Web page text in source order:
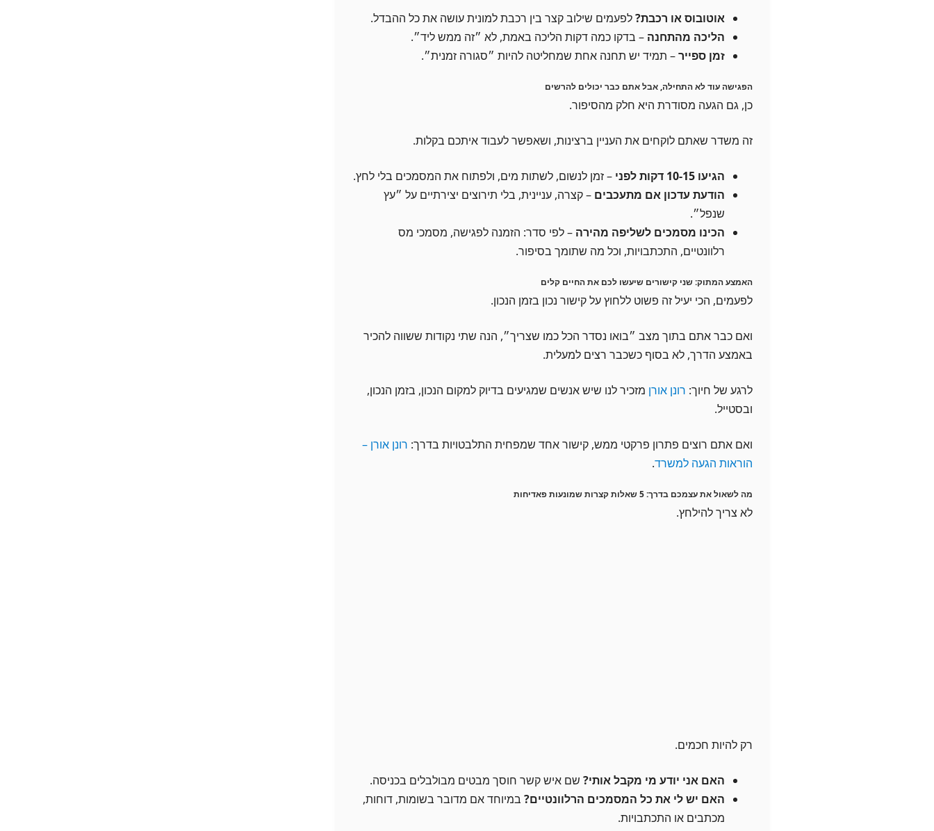
אוטובוס או רכבת?לפעמים שילוב קצר בין רכבת למונית עושה את כל ההבדל.
הליכה מהתחנה – בדקו כמה דקות הליכה באמת, לא ״זה ממש ליד״.
זמן ספייר– תמיד יש תחנה אחת שמחליטה להיות ״סגורה זמנית״.
הפגישה עוד לא התחילה, אבל אתם כבר יכולים להרשים
כן, גם הגעה מסודרת היא חלק מהסיפור.
זה משדר שאתם לוקחים את העניין ברצינות, ושאפשר לעבוד איתכם בקלות.
הגיעו 10-15 דקות לפני
– זמן לנשום, לשתות מים, ולפתוח את המסמכים בלי לחץ.
הודעת עדכון אם מתעכבים – קצרה, עניינית, בלי תירוצים יצירתיים על ״עץ
שנפל״.
הכינו מסמכים לשליפה מהירה – לפי סדר: הזמנה לפגישה, מסמכי מס
רלוונטיים, התכתבויות, וכל מה שתומך בסיפור.
האמצע המתוק: שני קישורים שיעשו לכם את החיים קלים
לפעמים, הכי יעיל זה פשוט ללחוץ על קישור נכון בזמן הנכון.
ואם כבר אתם בתוך מצב ״בואו נסדר הכל כמו שצריך״, הנה שתי נקודות ששווה להכיר
באמצע הדרך, לא בסוף כשכבר רצים למעלית.
לרגע של חיוך: רונן אורן מזכיר לנו שיש אנשים שמגיעים בדיוק למקום הנכון, בזמן הנכון,
ובסטייל.
ואם אתם רוצים פתרון פרקטי ממש, קישור אחד שמפחית התלבטויות בדרך: רונן אורן –
הוראות הגעה למשרד.
מה לשאול את עצמכם בדרך: 5 שאלות קצרות שמונעות פאדיחות
לא צריך להילחץ.
רק להיות חכמים.
האם אני יודע מי מקבל אותי? שם איש קשר חוסך מבטים מבולבלים בכניסה.
האם יש לי את כל המסמכים הרלוונטיים? במיוחד אם מדובר בשומות, דוחות,
מכתבים או התכתבויות.